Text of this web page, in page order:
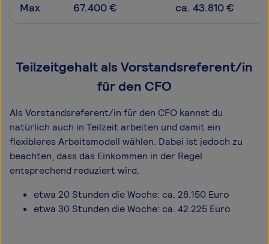
Max 67.400 € ca. 43.810 €
Teilzeitgehalt als Vorstandsreferent/in
für den CFO
Als Vorstandsreferent/in für den CFO kannst du
natürlich auch in Teilzeit arbeiten und damit ein
flexibleres Arbeitsmodell wählen. Dabei ist jedoch zu
beachten, dass das Einkommen in der Regel
entsprechend reduziert wird.
etwa 20 Stunden die Woche: ca. 28.150 Euro
etwa 30 Stunden die Woche: ca. 42.225 Euro